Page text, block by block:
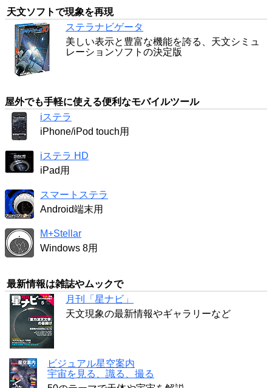
天文ソフトで現象を再現
ステラナビゲータ
美しい表示と豊富な機能を誇る、天文シミュ
レーションソフトの決定版
屋外でも手軽に使える便利なモバイルツール
iステラ
iPhone/iPod touch用
iステラ HD
iPad用
スマートステラ
Android端末用
M+Stellar
Windows 8用
最新情報は雑誌やムックで
月刊「星ナビ」
天文現象の最新情報やギャラリーなど
ビジュアル星空案内
宇宙を見る、識る、撮る